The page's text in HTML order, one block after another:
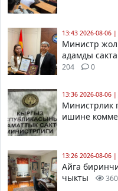
13:43 2026-08-06 |
Министр
адамды
204 0
13:36 2026-08-06 |
Министрлик
ишине
13:26 2026-08-06 |
Айга
чыкты
360